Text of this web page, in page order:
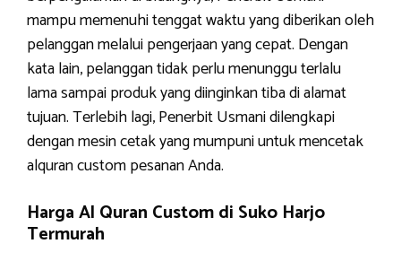
mampu memenuhi tenggat waktu yang diberikan oleh
pelanggan melalui pengerjaan yang cepat. Dengan
kata lain, pelanggan tidak perlu menunggu terlalu
lama sampai produk yang diinginkan tiba di alamat
tujuan. Terlebih lagi, Penerbit Usmani dilengkapi
dengan mesin cetak yang mumpuni untuk mencetak
alquran custom pesanan Anda.
Harga Al Quran Custom di Suko Harjo
Termurah